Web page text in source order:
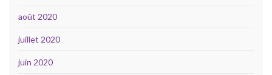
août 2020
juillet 2020
juin 2020